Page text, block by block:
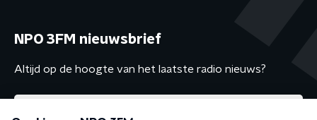
NPO 3FM nieuwsbrief
Altijd op de hoogte van het laatste radio nieuws?